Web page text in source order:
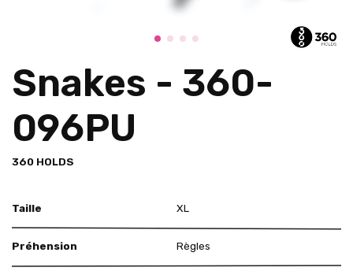
Snakes - 360-
096PU
360 HOLDS
Taille XL
Préhension Règles